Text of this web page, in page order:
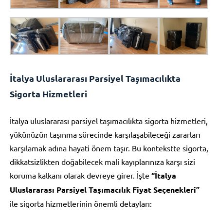
İtalya Uluslararası Parsiyel Taşımacılıkta
Sigorta Hizmetleri
İtalya uluslararası parsiyel taşımacılıkta sigorta hizmetleri,
yükünüzün taşınma sürecinde karşılaşabileceği zararları
karşılamak adına hayati önem taşır. Bu kontekstte sigorta,
dikkatsizlikten doğabilecek mali kayıplarınıza karşı sizi
koruma kalkanı olarak devreye girer. İşte “İtalya
Uluslararası Parsiyel Taşımacılık Fiyat Seçenekleri”
ile sigorta hizmetlerinin önemli detayları: